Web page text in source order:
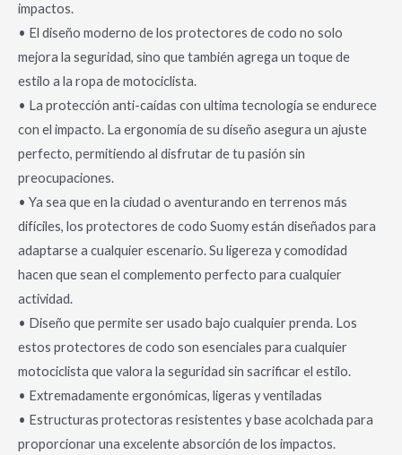
impactos.
• El diseño moderno de los protectores de codo no solo
mejora la seguridad, sino que también agrega un toque de
estilo a la ropa de motociclista.
• La protección anti-caídas con ultima tecnología se endurece
con el impacto. La ergonomía de su diseño asegura un ajuste
perfecto, permitiendo al disfrutar de tu pasión sin
preocupaciones.
• Ya sea que en la ciudad o aventurando en terrenos más
difíciles, los protectores de codo Suomy están diseñados para
adaptarse a cualquier escenario. Su ligereza y comodidad
hacen que sean el complemento perfecto para cualquier
actividad.
• Diseño que permite ser usado bajo cualquier prenda. Los
estos protectores de codo son esenciales para cualquier
motociclista que valora la seguridad sin sacrificar el estilo.
• Extremadamente ergonómicas, ligeras y ventiladas
• Estructuras protectoras resistentes y base acolchada para
proporcionar una excelente absorción de los impactos.